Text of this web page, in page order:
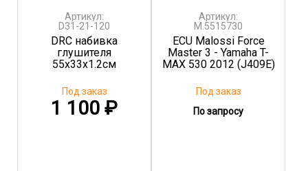
Артикул:
D31-21-120
DRC набивка
глушителя
55x33х1.2см
1 100 ₽
Под заказ
Артикул:
M.5515730
ECU Malossi Force
Master 3 - Yamaha T-
MAX 530 2012 (J409E)
По запросу
Под заказ